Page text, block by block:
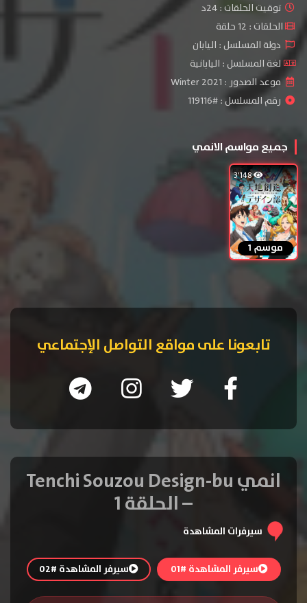
توقيت الحلقات : 24د
الحلقات : 12 حلقة
دولة المسلسل : اليابان
لغة المسلسل : اليابانية
موعد الصدور : Winter 2021
رقم المسلسل : #119116
جميع مواسم الانمي
3٬148
موسم 1
تابعونا على مواقع التواصل الإجتماعي
انمي Tenchi Souzou Design-bu
– الحلقة 1
سيرفرات المشاهدة
سيرفر المشاهدة #01 سيرفر المشاهدة #02